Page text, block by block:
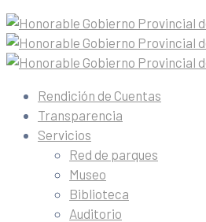
Rendición de Cuentas
Transparencia
Servicios
Red de parques
Museo
Biblioteca
Auditorio